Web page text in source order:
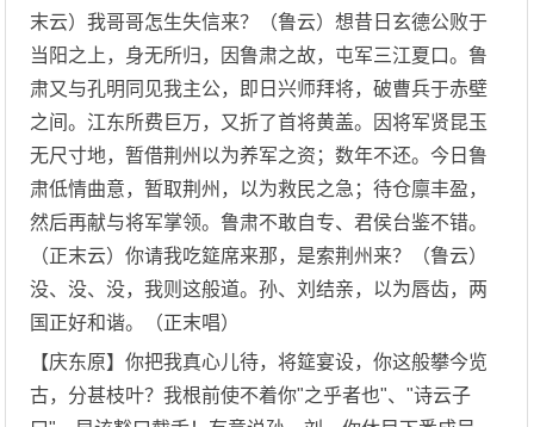
末云）我哥哥怎生失信来？（鲁云）想昔日玄德公败于
当阳之上，身无所归，因鲁肃之故，屯军三江夏口。鲁
肃又与孔明同见我主公，即日兴师拜将，破曹兵于赤壁
之间。江东所费巨万，又折了首将黄盖。因将军贤昆玉
无尺寸地，暂借荆州以为养军之资；数年不还。今日鲁
肃低情曲意，暂取荆州，以为救民之急；待仓廪丰盈，
然后再献与将军掌领。鲁肃不敢自专、君侯台鉴不错。
（正末云）你请我吃筵席来那，是索荆州来？（鲁云）
没、没、没，我则这般道。孙、刘结亲，以为唇齿，两
国正好和谐。（正末唱）
【庆东原】你把我真心儿待，将筵宴设，你这般攀今览
古，分甚枝叶？我根前使不着你"之乎者也"、"诗云子